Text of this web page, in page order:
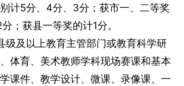
计5分、4分、3分；获市一、二等奖
；获县一等奖的计1分。
级及以上教育主管部门或教育科学研
体育、美术教师学科现场赛课和基本
课件、教学设计、微课、录像课、一